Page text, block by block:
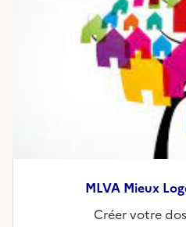
MLVA Mieux
Créer votre